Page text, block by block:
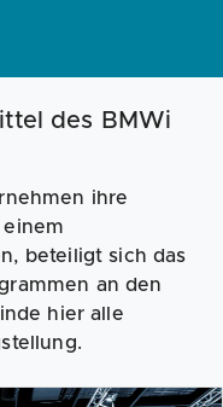
Fördermittel
des BMWi
ihre
beteiligt sich das
an den
hier alle